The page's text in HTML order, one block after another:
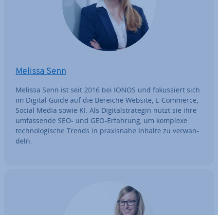
Melissa Senn
Melissa Senn ist seit 2016 bei IONOS und fo­kus­siert sich
im Digital Guide auf die Bereiche Website, E-Commerce,
Social Media sowie KI. Als Di­gi­tal­stra­te­gin nutzt sie ihre
um­fas­sen­de SEO- und GEO-Erfahrung, um komplexe
tech­no­lo­gi­sche Trends in pra­xis­na­he Inhalte zu ver­wan­
deln.